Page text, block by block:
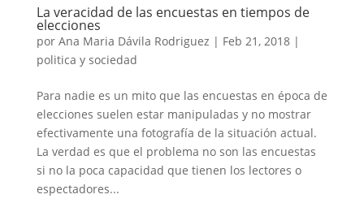
La veracidad de las encuestas en tiempos de
elecciones
por Ana Maria Dávila Rodriguez | Feb 21, 2018|
politica y sociedad
Para nadie es un mito que las encuestas en época de
elecciones suelen estar manipuladas y no mostrar
efectivamente una fotografía de la situación actual.
La verdad es que el problema no son las encuestas
si no la poca capacidad que tienen los lectores o
espectadores...